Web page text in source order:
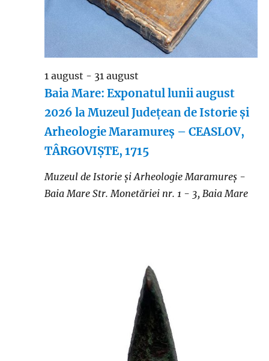
Baia Mare: Exponatul lunii august
2026 la Muzeul Județean de Istorie și
Arheologie Maramureș – CEASLOV,
TÂRGOVIȘTE, 1715
1 august - 31 august
Muzeul de Istorie și Arheologie Maramureș -
Baia Mare Str. Monetăriei nr. 1 - 3, Baia Mare